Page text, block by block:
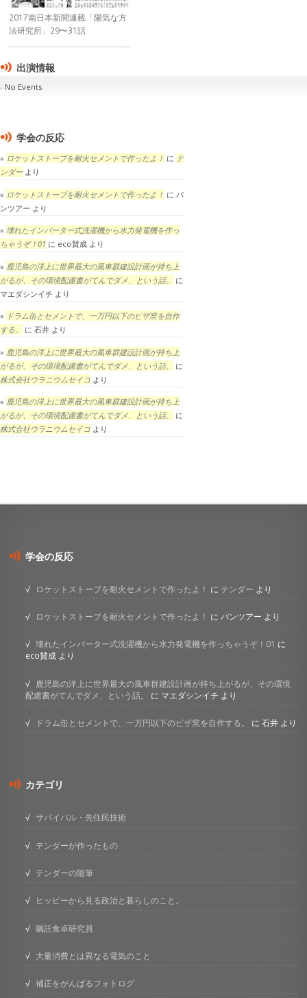
2017南日本新聞連載「陽気な方
法研究所」29〜31話
出演情報
No Events
学会の反応
ロケットストーブを耐火セメントで作ったよ！ に テ
ンダーより
ロケットストーブを耐火セメントで作ったよ！ に パ
ンツアー より
壊れたインバーター式洗濯機から水力発電機を作っ
ちゃうぞ！01 に eco賛成 より
鹿児島の洋上に世界最大の風車群建設計画が持ち上
がるが、その環境配慮書がてんでダメ、という話。
に
マエダシンイチ より
ドラム缶とセメントで、一万円以下のピザ窯を自作
する。
に 石井 より
鹿児島の洋上に世界最大の風車群建設計画が持ち上
がるが、その環境配慮書がてんでダメ、という話。
に
株式会社ウラニウムセイコ より
鹿児島の洋上に世界最大の風車群建設計画が持ち上
がるが、その環境配慮書がてんでダメ、という話。
に
株式会社ウラニウムセイコ より
学会の反応
ロケットストーブを耐火セメントで作ったよ！ に テンダー より
ロケットストーブを耐火セメントで作ったよ！ に パンツアー より
壊れたインバーター式洗濯機から水力発電機を作っちゃうぞ！01 に
eco賛成 より
鹿児島の洋上に世界最大の風車群建設計画が持ち上がるが、その環境
配慮書がてんでダメ、という話。
に マエダシンイチ より
ドラム缶とセメントで、一万円以下のピザ窯を自作する。 に石井 より
カテゴリ
サバイバル・先住民技術
テンダーが作ったもの
テンダーの随筆
ヒッピーから見る政治と暮らしのこと。
嘱託食卓研究員
大量消費とは異なる電気のこと
補正をがんばるフォトログ